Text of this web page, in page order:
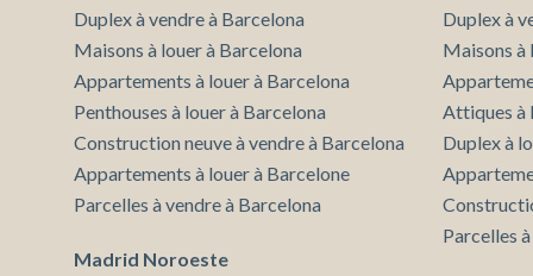
Duplex à vendre à Barcelona
Maisons à louer à Barcelona
Appartements à louer à Barcelona
Penthouses à louer à Barcelona
Construction neuve à vendre à Barcelona
Appartements à louer à Barcelone
Parcelles à vendre à Barcelona
Madrid Noroeste
Duplex à
Maisons à
Attiques à
Duplex à
Parcelles